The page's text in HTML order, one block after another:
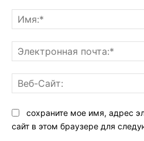
сохраните мое имя, адрес
сайт в этом браузере для